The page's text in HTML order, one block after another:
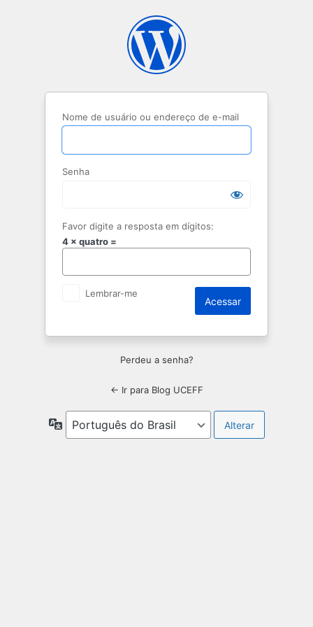
Nome de usuário ou endereço de e-mail
Senha
Favor digite a resposta em dígitos:
4 × quatro =
Lembrar-me
Perdeu a senha?
← Ir para Blog UCEFF
Idioma